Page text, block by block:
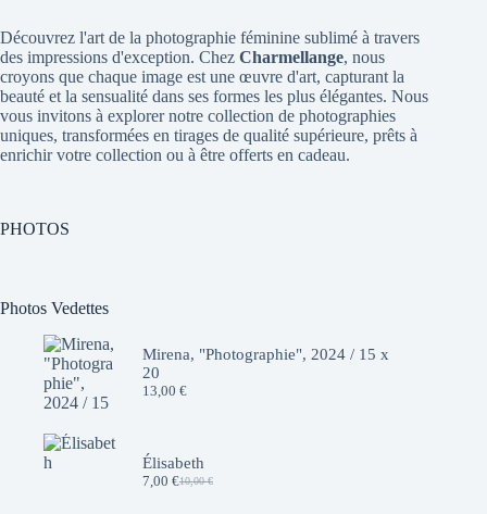
Découvrez l'art de la photographie féminine sublimé à travers
des impressions d'exception. Chez Charmellange, nous
croyons que chaque image est une œuvre d'art, capturant la
beauté et la sensualité dans ses formes les plus élégantes. Nous
vous invitons à explorer notre collection de photographies
uniques, transformées en tirages de qualité supérieure, prêts à
enrichir votre collection ou à être offerts en cadeau.
PHOTOS
Photos Vedettes
Mirena, "Photographie", 2024 / 15 x
20
13,00 €
Élisabeth
10,00€
Le
7,00 €Le